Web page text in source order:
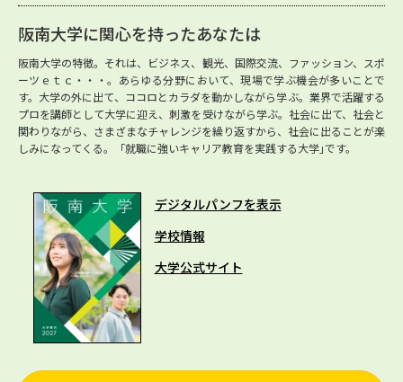
阪南大学に関心を持ったあなたは
阪南大学の特徴。それは、ビジネス、観光、国際交流、ファッション、スポ
ーツｅｔｃ・・・。あらゆる分野において、現場で学ぶ機会が多いことで
す。大学の外に出て、ココロとカラダを動かしながら学ぶ。業界で活躍する
プロを講師として大学に迎え、刺激を受けながら学ぶ。社会に出て、社会と
関わりながら、さまざまなチャレンジを繰り返すから、社会に出ることが楽
しみになってくる。「就職に強いキャリア教育を実践する大学｣です。
デジタルパンフを表示
学校情報
大学公式サイト